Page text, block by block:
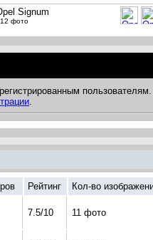
Signum
фото
пользователям.
.
Рейтинг Кол-во
7.5/10 11 фото